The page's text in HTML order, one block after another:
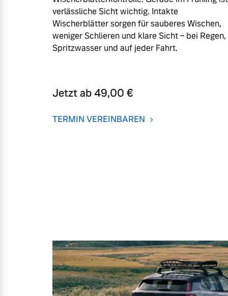
Mehr erfahren
Frühjahrscheck
Entdecken Sie unsere saisonalen
Finanzierung & Leasing
verlässliche Sicht wichtig. Intakte
Wischerblätter sorgen für sauberes Wischen,
weniger Schlieren und klare Sicht – bei Regen,
Spritzwasser und auf jeder Fahrt.
Jetzt ab 49,00 €
TERMIN VEREINBAREN